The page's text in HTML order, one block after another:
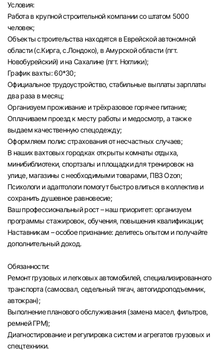
Курган
Уфа
Условия:
Работа в крупной строительной компании со штатом 5000
человек;
Объекты строительства находятся в Еврейской автономной
области (с.Кирга, с.Лондоко), в Амурской области (пгт.
Новобурейский) и на Сахалине (пгт. Ноглики);
График вахты: 60*30;
Официальное трудоустройство, стабильные выплаты зарплаты
два раза в месяц;
Организуем проживание и трёхразовое горячее питание;
Оплачиваем проезд к месту работы и медосмотр, а также
выдаем качественную спецодежду;
Оформляем полис страхования от несчастных случаев;
В наших вахтовых городках открыты комнаты отдыха,
минибиблиотеки, спортзалы и площадки для тренировок на
улице, магазины с необходимыми товарами, ПВЗ Ozon;
Психологи и адаптологи помогут быстро влиться в коллектив и
сохранить душевное равновесие;
Ваш профессиональный рост – наш приоритет: организуем
программы стажировок, обучения, повышения квалификации;
Наставникам – особое признание: делитесь опытом и получайте
дополнительный доход.
Обязанности:
Ремонт грузовых и легковых автомобилей, специализированного
транспорта (самосвал, седельный тягач, автогидроподъемник,
автокран);
Выполнение планового обслуживания (замена масел, фильтров,
ремней ГРМ);
Диагностирование и регулировка систем и агрегатов грузовых и
спецтехники.